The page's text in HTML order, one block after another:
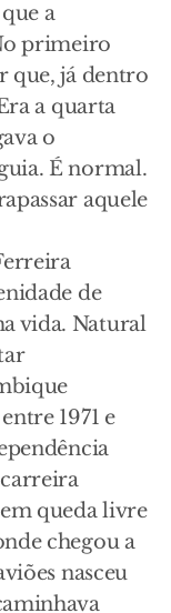
a
primeiro
que, já dentro
a quarta
o
É normal.
aquele
de
vida. Natural
1971 e
queda livre
chegou a
nasceu